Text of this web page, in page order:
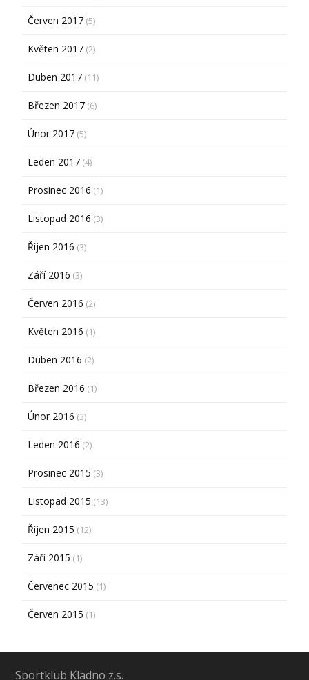
Červen 2017 (5)
Květen 2017 (2)
Duben 2017 (11)
Březen 2017 (6)
Únor 2017 (5)
Leden 2017 (4)
Prosinec 2016 (1)
Listopad 2016 (3)
Říjen 2016 (3)
Září 2016 (3)
Červen 2016 (2)
Květen 2016 (1)
Duben 2016 (2)
Březen 2016 (1)
Únor 2016 (3)
Leden 2016 (2)
Prosinec 2015 (3)
Listopad 2015 (13)
Říjen 2015 (12)
Září 2015 (1)
Červenec 2015 (1)
Červen 2015 (1)
Sportklub Kladno z.s.